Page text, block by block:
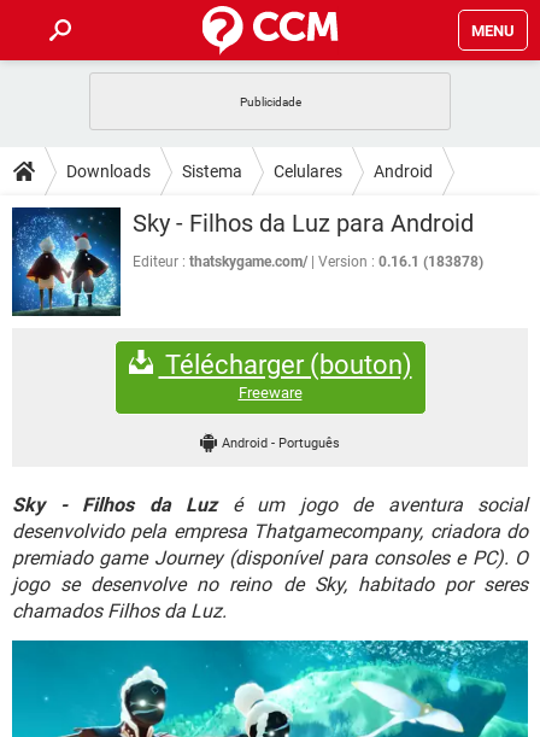
MENU
CELULAR FACEBOOK
OUTLOOK EXCEL
INSTAGRAM GMAIL
GUIA DE COMPRAS
DICAS
JOGOS WHATSAPP
CELULAR FACEBOOK
OUTLOOK
GUIA DE COMPRAS
DOWNLOADS
JOGOS WHATSAPP
CELULAR
EXCEL
GMAIL
FÓRUM
FACEBOOK
EXCEL
GMAIL
WHATSAPP
INSTAGRAM GMAIL
GUIA DE COMPRAS
Downloads Sistema Celulares Android
Sky - Filhos da Luz para Android
Editeur : thatskygame.com/ Version : 0.16.1 (183878)
Télécharger (bouton)
Freeware
Android - Português
Sky - Filhos da Luzé um jogo de aventura social
desenvolvido pela empresa Thatgamecompany, criadora do
premiado game Journey (disponível para consoles e PC). O
jogo se desenvolve no reino de Sky, habitado por seres
chamados Filhos da Luz.